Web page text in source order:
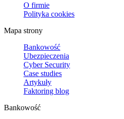
O firmie
Polityka cookies
Mapa strony
Bankowość
Ubezpieczenia
Cyber Security
Case studies
Artykuły
Faktoring blog
Bankowość